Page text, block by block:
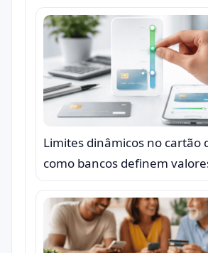
Limites dinâmicos no cartão
como bancos definem